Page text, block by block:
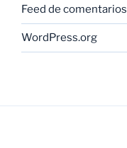
Feed de comentarios
WordPress.org